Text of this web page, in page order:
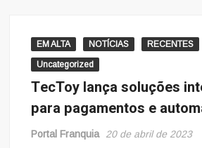
EM ALTA NOTÍCIAS RECENTES
Uncategorized
TecToy lança soluções
para pagamentos e
Portal Franquia 20 de abril de 2023